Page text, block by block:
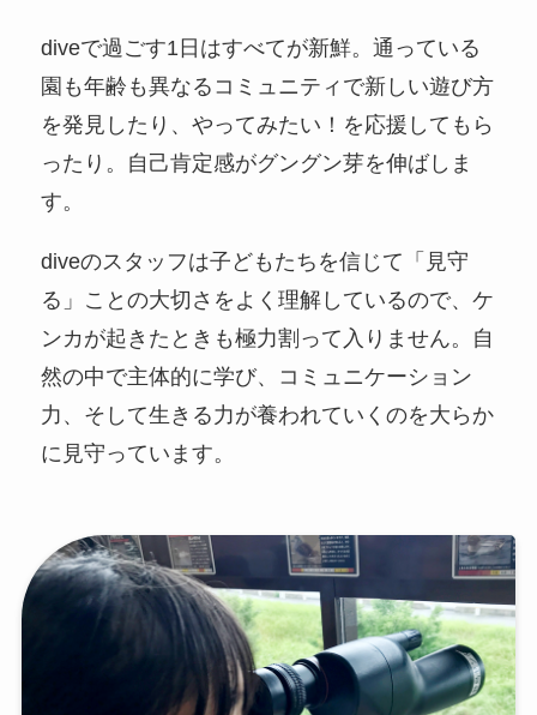
diveで過ごす1日はすべてが新鮮。通っている
園も年齢も異なるコミュニティで新しい遊び方
を発見したり、やってみたい！を応援してもら
ったり。自己肯定感がグングン芽を伸ばしま
す。
diveのスタッフは子どもたちを信じて「見守
る」ことの大切さをよく理解しているので、ケ
ンカが起きたときも極力割って入りません。自
然の中で主体的に学び、コミュニケーション
力、そして生きる力が養われていくのを大らか
に見守っています。